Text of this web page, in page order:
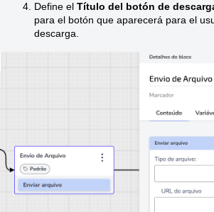
Define el Título del botón de
para el botón que aparecerá para el
descarga.